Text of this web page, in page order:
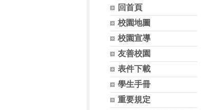
回首頁
校園地圖
校園宣導
友善校園
表件下載
學生手冊
重要規定